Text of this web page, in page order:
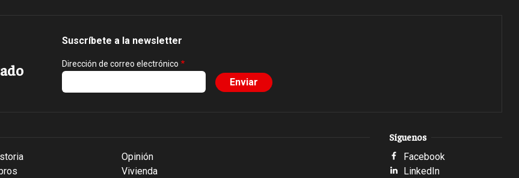
Suscríbete a la newsletter
Dirección de correo electrónico
Opinión
Vivienda
Síguenos
Facebook
LinkedIn